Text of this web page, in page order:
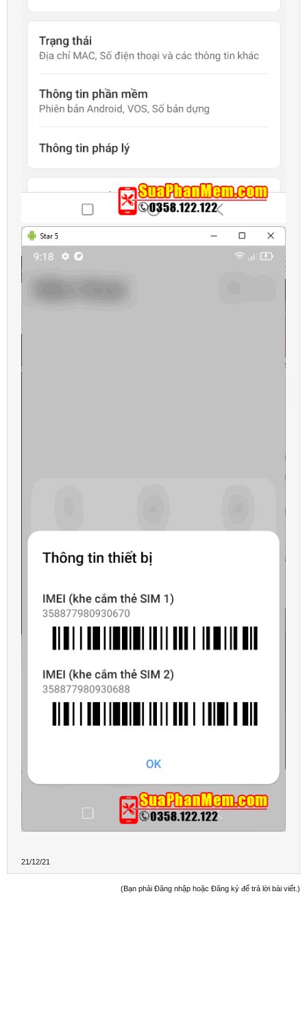
21/12/21
(Bạn phải Đăng nhập hoặc Đăng ký để trả lời bài viết.)